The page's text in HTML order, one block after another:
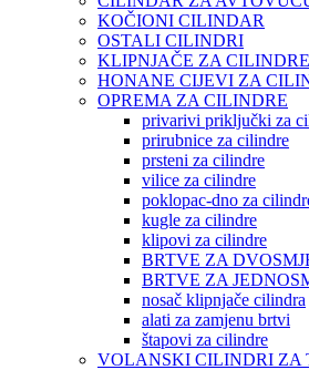
KOČIONI CILINDAR
OSTALI CILINDRI
KLIPNJAČE ZA CILINDRE
HONANE CIJEVI ZA
OPREMA ZA CILINDRE
privarivi priključki za
prirubnice za cilindre
prsteni za cilindre
vilice za cilindre
poklopac-dno za
kugle za cilindre
klipovi za cilindre
BRTVE ZA
BRTVE ZA
nosač klipnjače cilindra
alati za zamjenu brtvi
štapovi za cilindre
VOLANSKI CILINDRI ZA